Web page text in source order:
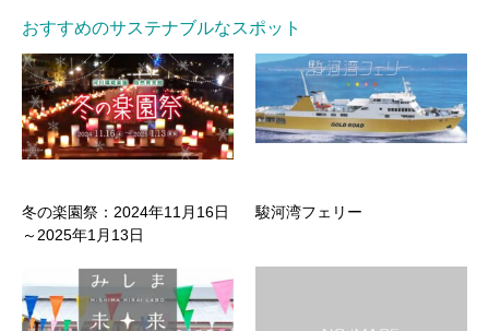
おすすめのサステナブルなスポット
冬の楽園祭：2024年11月16日
～2025年1月13日
駿河湾フェリー